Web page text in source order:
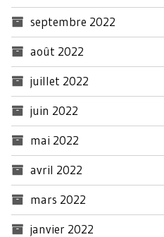
septembre 2022
août 2022
juillet 2022
juin 2022
mai 2022
avril 2022
mars 2022
janvier 2022